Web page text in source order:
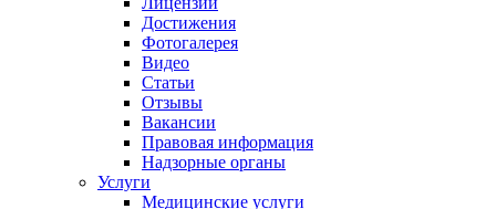
Достижения
Фотогалерея
Видео
Статьи
Отзывы
Вакансии
Правовая информация
Надзорные органы
Услуги
Медицинские услуги